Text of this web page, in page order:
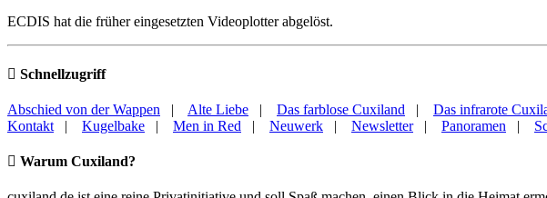
ECDIS hat die früher eingesetzten Videoplotter abgelöst.
Schnellzugriff
Abschied von der Wappen | Alte Liebe | Das farblose Cuxiland | Das infrarote
Kontakt | Kugelbake | Men in Red | Neuwerk | Newsletter| Panoramen |
Warum Cuxiland?